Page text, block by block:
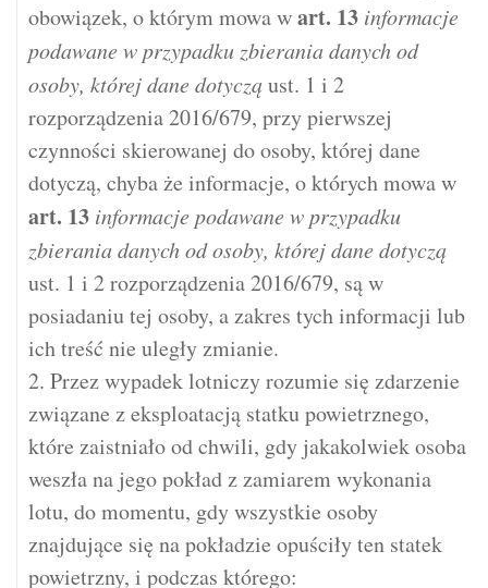
obowiązek, o którym mowa wart. 13 informacje
podawane w przypadku zbierania danych od
osoby, której dane dotycząust. 1 i 2
rozporządzenia 2016/679, przy pierwszej
czynności skierowanej do osoby, której dane
dotyczą, chyba że informacje, o których mowa w
art. 13 informacje podawane w przypadku
zbierania danych od osoby, której dane dotyczą
ust. 1 i 2 rozporządzenia 2016/679, są w
posiadaniu tej osoby, a zakres tych informacji lub
ich treść nie uległy zmianie.
2. Przez wypadek lotniczy rozumie się zdarzenie
związane z eksploatacją statku powietrznego,
które zaistniało od chwili, gdy jakakolwiek osoba
weszła na jego pokład z zamiarem wykonania
lotu, do momentu, gdy wszystkie osoby
znajdujące się na pokładzie opuściły ten statek
powietrzny, i podczas którego: